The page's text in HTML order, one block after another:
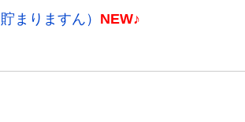
まりますん） NEW♪